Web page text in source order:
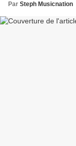
Par Steph Musicnation